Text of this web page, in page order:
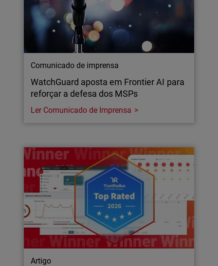
Comunicado de imprensa
WatchGuard aposta em Frontier AI para
reforçar a defesa dos MSPs
Ler Comunicado de Imprensa
Artigo